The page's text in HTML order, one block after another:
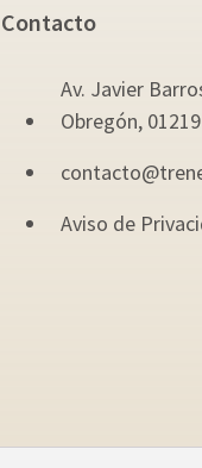
Contacto
Av. Javier
Obregón,
Aviso de